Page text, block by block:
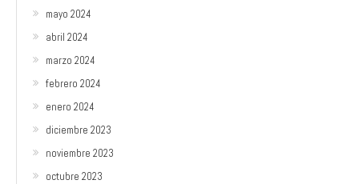
mayo 2024
abril 2024
marzo 2024
febrero 2024
enero 2024
diciembre 2023
noviembre 2023
octubre 2023